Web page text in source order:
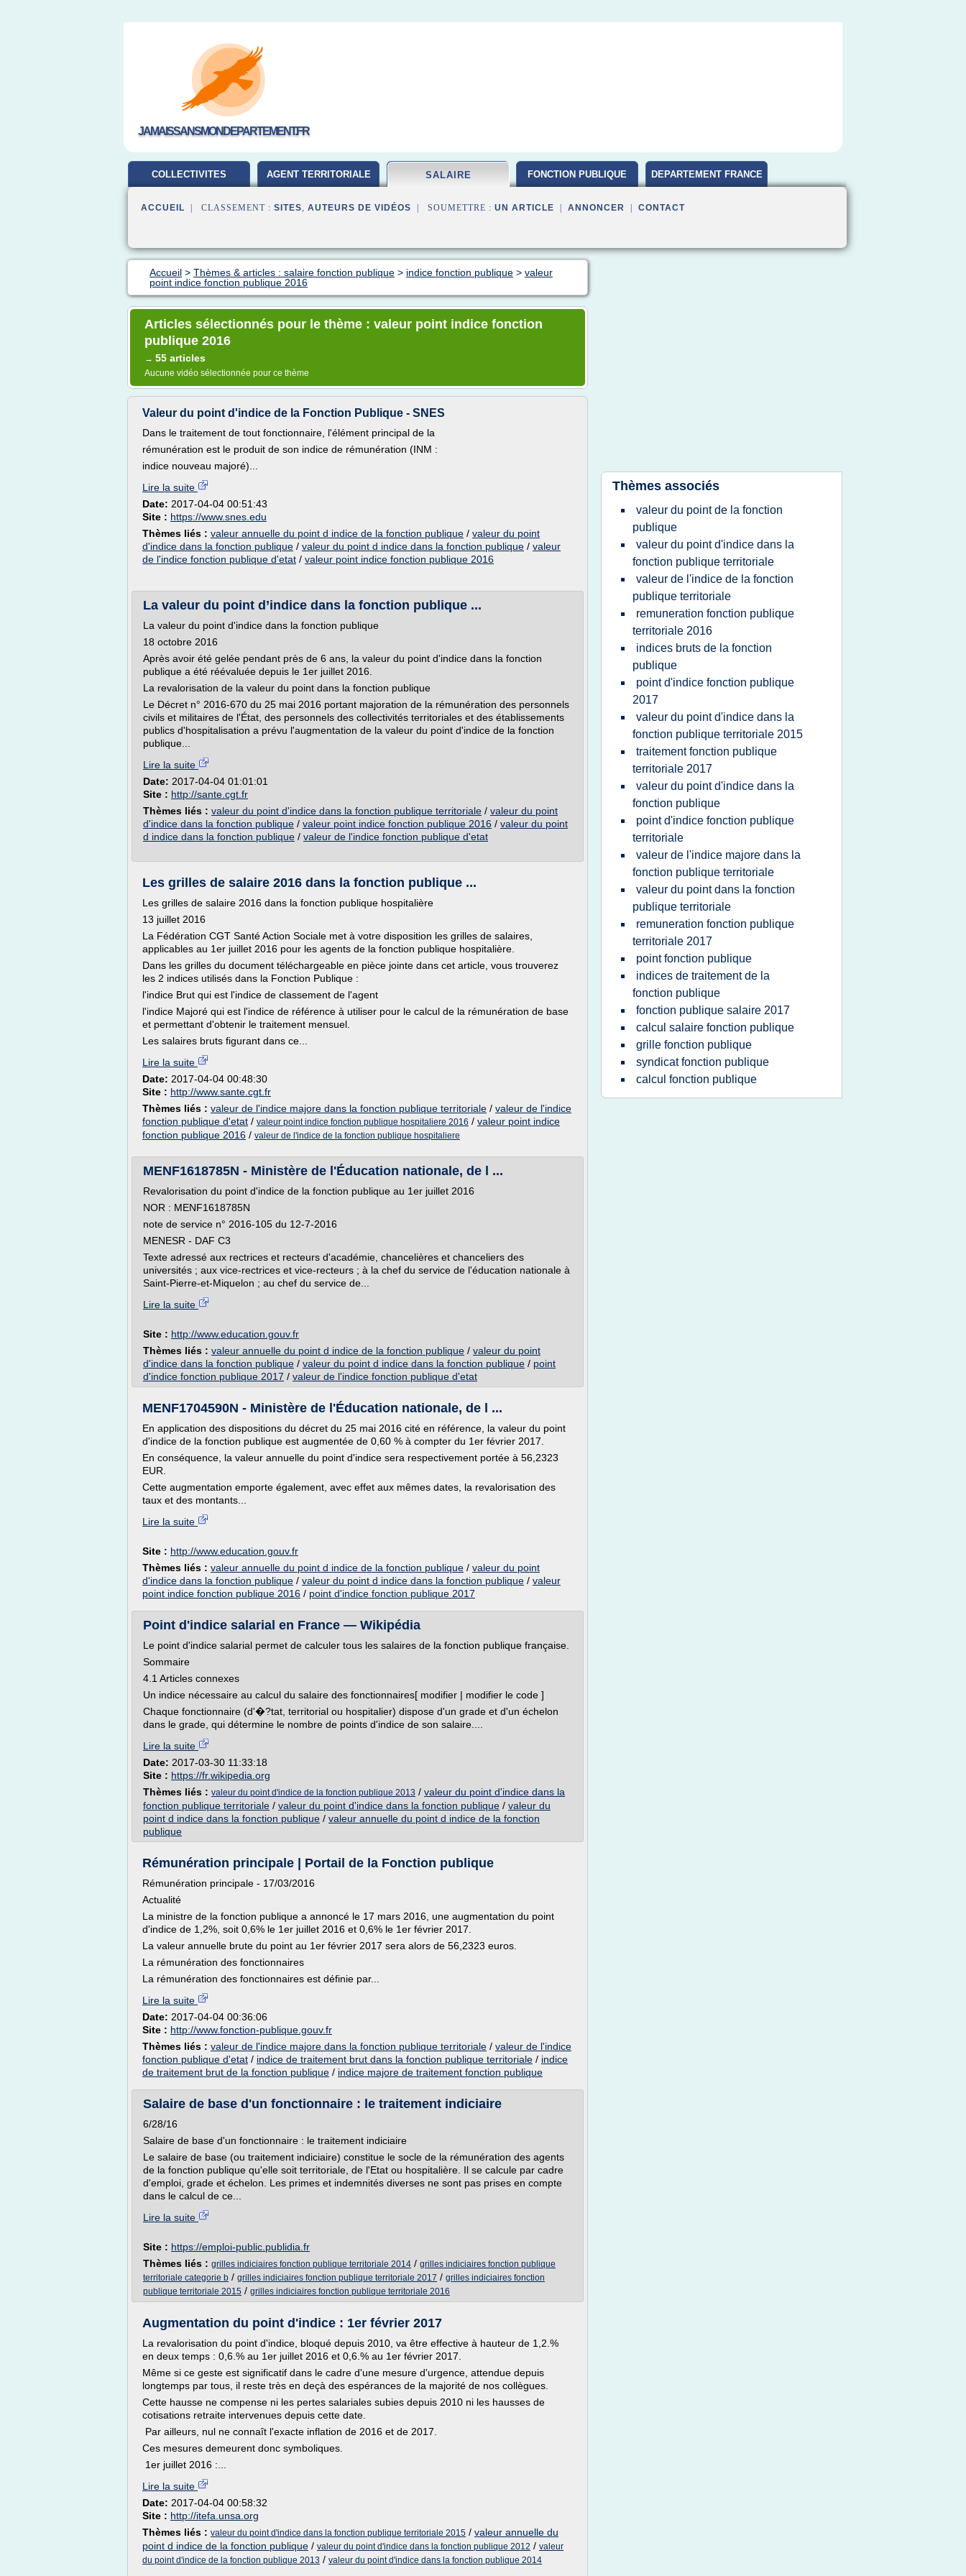
JAMAISSANSMONDEPARTEMENT.FR
COLLECTIVITES AGENT TERRITORIALE SALAIRE FONCTION PUBLIQUE DEPARTEMENT FRANCE
ACCUEIL | CLASSEMENT : SITES, AUTEURS DE VIDÉOS | SOUMETTRE : UN ARTICLE ANNONCER CONTACT
Accueil > Thèmes & articles : salaire fonction publique > indice fonction publique > valeur
point indice fonction publique 2016
Articles sélectionnés pour le thème : valeur point indice fonction
publique 2016
→ 55 articles
Aucune vidéo sélectionnée pour ce thème
Valeur du point d'indice de la Fonction Publique - SNES
Dans le traitement de tout fonctionnaire, l'élément principal de la
rémunération est le produit de son indice de rémunération (INM :
indice nouveau majoré)...
Lire la suite
Date: 2017-04-04 00:51:43
Site : https://www.snes.edu
Thèmes liés : valeur annuelle du point d indice de la fonction publique / valeur du point
d'indice dans la fonction publique / valeur du point d indice dans la fonction publique / valeur
de l'indice fonction publique d'etat / valeur point indice fonction publique 2016
La valeur du point d’indice dans la fonction publique ...
La valeur du point d'indice dans la fonction publique
18 octobre 2016
Après avoir été gelée pendant près de 6 ans, la valeur du point d'indice dans la fonction
publique a été réévaluée depuis le 1er juillet 2016.
La revalorisation de la valeur du point dans la fonction publique
Le Décret n° 2016-670 du 25 mai 2016 portant majoration de la rémunération des personnels
civils et militaires de l'État, des personnels des collectivités territoriales et des établissements
publics d'hospitalisation a prévu l'augmentation de la valeur du point d'indice de la fonction
publique...
Lire la suite
Date: 2017-04-04 01:01:01
Site : http://sante.cgt.fr
Thèmes liés : valeur du point d'indice dans la fonction publique territoriale / valeur du point
d'indice dans la fonction publique / valeur point indice fonction publique 2016 / valeur du point
d indice dans la fonction publique / valeur de l'indice fonction publique d'etat
Les grilles de salaire 2016 dans la fonction publique ...
Les grilles de salaire 2016 dans la fonction publique hospitalière
13 juillet 2016
La Fédération CGT Santé Action Sociale met à votre disposition les grilles de salaires,
applicables au 1er juillet 2016 pour les agents de la fonction publique hospitalière.
Dans les grilles du document téléchargeable en pièce jointe dans cet article, vous trouverez
les 2 indices utilisés dans la Fonction Publique :
l'indice Brut qui est l'indice de classement de l'agent
l'indice Majoré qui est l'indice de référence à utiliser pour le calcul de la rémunération de base
et permettant d'obtenir le traitement mensuel.
Les salaires bruts figurant dans ce...
Lire la suite
Date: 2017-04-04 00:48:30
Site : http://www.sante.cgt.fr
Thèmes liés : valeur de l'indice majore dans la fonction publique territoriale / valeur de l'indice
fonction publique d'etat / valeur point indice fonction publique hospitaliere 2016 / valeur point indice
fonction publique 2016 / valeur de l'indice de la fonction publique hospitaliere
MENF1618785N - Ministère de l'Éducation nationale, de l ...
Revalorisation du point d'indice de la fonction publique au 1er juillet 2016
NOR : MENF1618785N
note de service n° 2016-105 du 12-7-2016
MENESR - DAF C3
Texte adressé aux rectrices et recteurs d'académie, chancelières et chanceliers des
universités ; aux vice-rectrices et vice-recteurs ; à la chef du service de l'éducation nationale à
Saint-Pierre-et-Miquelon ; au chef du service de...
Lire la suite
Site : http://www.education.gouv.fr
Thèmes liés : valeur annuelle du point d indice de la fonction publique / valeur du point
d'indice dans la fonction publique / valeur du point d indice dans la fonction publique / point
d'indice fonction publique 2017 / valeur de l'indice fonction publique d'etat
MENF1704590N - Ministère de l'Éducation nationale, de l ...
En application des dispositions du décret du 25 mai 2016 cité en référence, la valeur du point
d'indice de la fonction publique est augmentée de 0,60 % à compter du 1er février 2017.
En conséquence, la valeur annuelle du point d'indice sera respectivement portée à 56,2323
EUR.
Cette augmentation emporte également, avec effet aux mêmes dates, la revalorisation des
taux et des montants...
Lire la suite
Site : http://www.education.gouv.fr
Thèmes liés : valeur annuelle du point d indice de la fonction publique / valeur du point
d'indice dans la fonction publique / valeur du point d indice dans la fonction publique / valeur
point indice fonction publique 2016 / point d'indice fonction publique 2017
Point d'indice salarial en France — Wikipédia
Le point d'indice salarial permet de calculer tous les salaires de la fonction publique française.
Sommaire
4.1 Articles connexes
Un indice nécessaire au calcul du salaire des fonctionnaires[ modifier | modifier le code ]
Chaque fonctionnaire (d'�?tat, territorial ou hospitalier) dispose d'un grade et d'un échelon
dans le grade, qui détermine le nombre de points d'indice de son salaire....
Lire la suite
Date: 2017-03-30 11:33:18
Site : https://fr.wikipedia.org
Thèmes liés : valeur du point d'indice de la fonction publique 2013 / valeur du point d'indice dans la
fonction publique territoriale / valeur du point d'indice dans la fonction publique / valeur du
point d indice dans la fonction publique / valeur annuelle du point d indice de la fonction
publique
Rémunération principale | Portail de la Fonction publique
Rémunération principale - 17/03/2016
Actualité
La ministre de la fonction publique a annoncé le 17 mars 2016, une augmentation du point
d'indice de 1,2%, soit 0,6% le 1er juillet 2016 et 0,6% le 1er février 2017.
La valeur annuelle brute du point au 1er février 2017 sera alors de 56,2323 euros.
La rémunération des fonctionnaires
La rémunération des fonctionnaires est définie par...
Lire la suite
Date: 2017-04-04 00:36:06
Site : http://www.fonction-publique.gouv.fr
Thèmes liés : valeur de l'indice majore dans la fonction publique territoriale / valeur de l'indice
fonction publique d'etat / indice de traitement brut dans la fonction publique territoriale / indice
de traitement brut de la fonction publique / indice majore de traitement fonction publique
Salaire de base d'un fonctionnaire : le traitement indiciaire
6/28/16
Salaire de base d'un fonctionnaire : le traitement indiciaire
Le salaire de base (ou traitement indiciaire) constitue le socle de la rémunération des agents
de la fonction publique qu'elle soit territoriale, de l'Etat ou hospitalière. Il se calcule par cadre
d'emploi, grade et échelon. Les primes et indemnités diverses ne sont pas prises en compte
dans le calcul de ce...
Lire la suite
Site : https://emploi-public.publidia.fr
Thèmes liés : grilles indiciaires fonction publique territoriale 2014 / grilles indiciaires fonction publique
territoriale categorie b / grilles indiciaires fonction publique territoriale 2017 / grilles indiciaires fonction
publique territoriale 2015 / grilles indiciaires fonction publique territoriale 2016
Augmentation du point d'indice : 1er février 2017
La revalorisation du point d'indice, bloqué depuis 2010, va être effective à hauteur de 1,2.%
en deux temps : 0,6.% au 1er juillet 2016 et 0,6.% au 1er février 2017.
Même si ce geste est significatif dans le cadre d'une mesure d'urgence, attendue depuis
longtemps par tous, il reste très en deçà des espérances de la majorité de nos collègues.
Cette hausse ne compense ni les pertes salariales subies depuis 2010 ni les hausses de
cotisations retraite intervenues depuis cette date.
Par ailleurs, nul ne connaît l'exacte inflation de 2016 et de 2017.
Ces mesures demeurent donc symboliques.
1er juillet 2016 :...
Lire la suite
Date: 2017-04-04 00:58:32
Site : http://itefa.unsa.org
Thèmes liés : valeur du point d'indice dans la fonction publique territoriale 2015 / valeur annuelle du
point d indice de la fonction publique / valeur du point d'indice dans la fonction publique 2012 / valeur
du point d'indice de la fonction publique 2013 / valeur du point d'indice dans la fonction publique 2014
Thèmes associés
valeur du point de la fonction
publique
valeur du point d'indice dans la
fonction publique territoriale
valeur de l'indice de la fonction
publique territoriale
remuneration fonction publique
territoriale 2016
indices bruts de la fonction
publique
point d'indice fonction publique
2017
valeur du point d'indice dans la
fonction publique territoriale 2015
traitement fonction publique
territoriale 2017
valeur du point d'indice dans la
fonction publique
point d'indice fonction publique
territoriale
valeur de l'indice majore dans la
fonction publique territoriale
valeur du point dans la fonction
publique territoriale
remuneration fonction publique
territoriale 2017
point fonction publique
indices de traitement de la
fonction publique
fonction publique salaire 2017
calcul salaire fonction publique
grille fonction publique
syndicat fonction publique
calcul fonction publique